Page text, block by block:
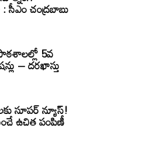
చంద్రబాబు
5వ
– దరఖాస్తు
సూపర్ న్యూస్!
ఉచిత పంపిణీ